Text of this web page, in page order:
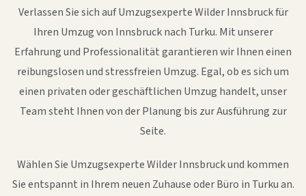
Verlassen Sie sich auf Umzugsexperte Wilder Innsbruck für
Ihren Umzug von Innsbruck nach Turku. Mit unserer
Erfahrung und Professionalität garantieren wir Ihnen einen
reibungslosen und stressfreien Umzug. Egal, ob es sich um
einen privaten oder geschäftlichen Umzug handelt, unser
Team steht Ihnen von der Planung bis zur Ausführung zur
Seite.
Wählen Sie Umzugsexperte Wilder Innsbruck und kommen
Sie entspannt in Ihrem neuen Zuhause oder Büro in Turku an.